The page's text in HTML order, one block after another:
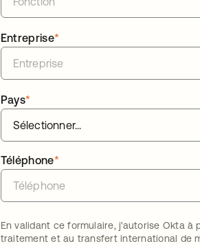
*
Entreprise
*
Pays
*
Téléphone
En validant ce formulaire, j'autorise Okta à
traitement et au transfert international de